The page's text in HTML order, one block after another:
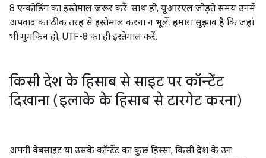
8 एन्कोडिंग का इस्तेमाल ज़रूर करें. साथ ही, यूआरएल जोड़ते समय उनमें
अपवाद का ठीक तरह से इस्तेमाल करना न भूलें. हमारा सुझाव है कि जहां
भी मुमकिन हो, UTF-8 का ही इस्तेमाल करें.
किसी देश के हिसाब से साइट पर कॉन्टेंट
दिखाना (इलाके के हिसाब से टारगेट करना)
अपनी वेबसाइट या उसके कॉन्टेंट का कुछ हिस्सा, किसी देश के उन